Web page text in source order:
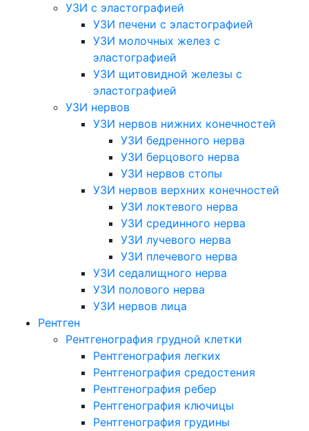
УЗИ с эластографией
УЗИ печени с эластографией
УЗИ молочных желез с
эластографией
УЗИ щитовидной железы с
эластографией
УЗИ нервов
УЗИ нервов нижних конечностей
УЗИ бедренного нерва
УЗИ берцового нерва
УЗИ нервов стопы
УЗИ нервов верхних конечностей
УЗИ локтевого нерва
УЗИ срединного нерва
УЗИ лучевого нерва
УЗИ плечевого нерва
УЗИ седалищного нерва
УЗИ полового нерва
УЗИ нервов лица
Рентген
Рентгенография грудной клетки
Рентгенография легких
Рентгенография средостения
Рентгенография ребер
Рентгенография ключицы
Рентгенография грудины